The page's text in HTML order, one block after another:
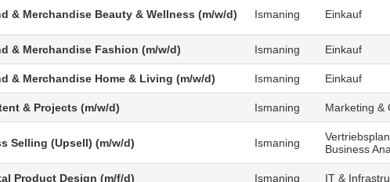
& Merchandise Beauty & Wellness (m/w/d) Ismaning Einkauf
& Merchandise Fashion (m/w/d) Ismaning Einkauf
& Merchandise Home & Living (m/w/d) Ismaning Einkauf
& Projects (m/w/d) Ismaning Marketing &
Selling (Upsell) (m/w/d) Ismaning
Business
Product Design (m/f/d) Ismaning IT &